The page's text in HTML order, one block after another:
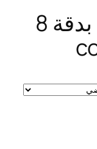
كاميرا شبكية ثابتة بدقة 8